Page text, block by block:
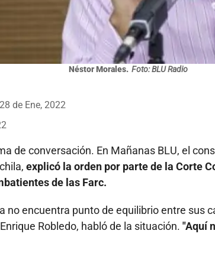
Néstor Morales. Foto: BLU Radio
28 de Ene, 2022
de conversación. En Mañanas BLU, el
explicó la orden por parte de la Corte
de las Farc.
no encuentra punto de equilibrio entre sus
Robledo, habló de la situación. "Aquí